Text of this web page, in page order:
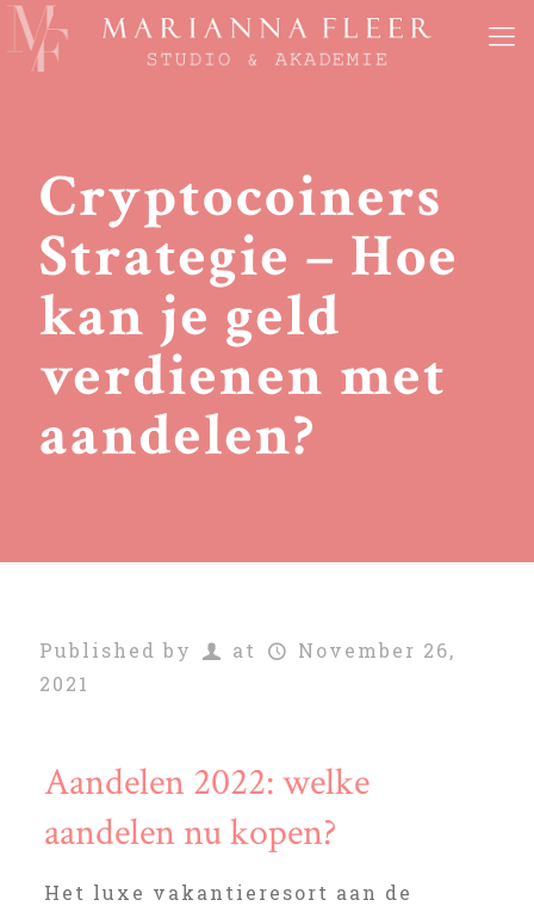
Cryptocoiners
Strategie – Hoe
kan je geld
verdienen met
aandelen?
Published by at
November 26,
2021
Aandelen 2022: welke
aandelen nu kopen?
Het luxe vakantieresort aan de